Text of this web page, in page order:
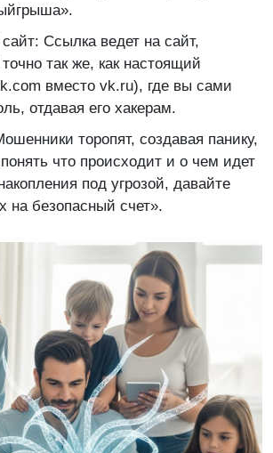
Ссылка ведет на сайт,
так же, как настоящий
вместо vk.ru), где вы сами
отдавая его хакерам.
торопят, создавая панику,
что происходит и о чем идет
под угрозой, давайте
на безопасный счет».